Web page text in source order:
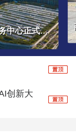
大兴机场临空经济区中欧班列服务中心正式启用
创新大